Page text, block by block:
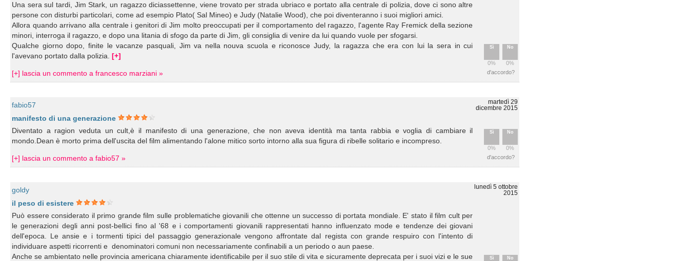
Sì
0%
No
0%
Una sera sul tardi, Jim Stark, un ragazzo diciassettenne, viene trovato per strada ubriaco e portato alla centrale di polizia, dove ci sono altre
persone con disturbi particolari, come ad esempio Plato( Sal Mineo) e Judy (Natalie Wood), che poi diventeranno i suoi migliori amici.
Allora quando arrivano alla centrale i genitori di Jim molto preoccupati per il comportamento del ragazzo, l'agente Ray Fremick della sezione
minori, interroga il ragazzo, e dopo una litania di sfogo da parte di Jim, gli consiglia di venire da lui quando vuole per sfogarsi.
Qualche giorno dopo, finite le vacanze pasquali, Jim va nella nouva scuola e riconosce Judy, la ragazza che era con lui la sera in cui
l'avevano portato dalla polizia.[+]
[+] lascia un commento a francesco marziani » d'accordo?
fabio57
martedì 29
dicembre 2015
manifesto di una generazione
Sì
0%
No
0%
Diventato a ragion veduta un cult,è il manifesto di una generazione, che non aveva identità ma tanta rabbia e voglia di cambiare il
mondo.Dean è morto prima dell'uscita del film alimentando l'alone mitico sorto intorno alla sua figura di ribelle solitario e incompreso.
[+] lascia un commento a fabio57 » d'accordo?
goldy
lunedì 5 ottobre
2015
il peso di esistere
Sì No
Può essere considerato il primo grande film sulle problematiche giovanili che ottenne un successo di portata mondiale. E' stato il film cult per
le generazioni degli anni post-bellici fino al '68 e i comportamenti giovanili rappresentati hanno influenzato mode e tendenze dei giovani
dell'epoca. Le ansie e i tormenti tipici del passaggio generazionale vengono affrontate dal regista con grande respuiro con l'intento di
individuare aspetti ricorrenti e denominatori comuni non necessariamente confinabili a un periodo o aun paese.
Anche se ambientato nelle provincia americana chiaramente identificabile per il suo stile di vita e sicuramente deprecata per i suoi vizi e le sue